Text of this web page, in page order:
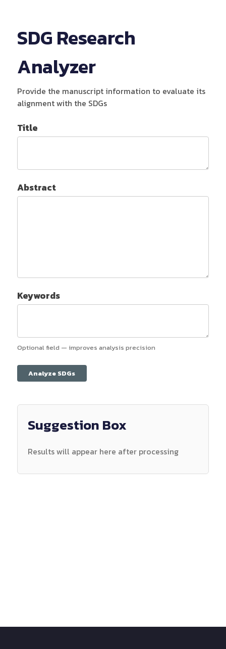
SDG Research
Analyzer
Provide the manuscript information to evaluate its
alignment with the SDGs
Title
Abstract
Keywords
Optional field — improves analysis precision
Analyze SDGs
Suggestion Box
Results will appear here after processing